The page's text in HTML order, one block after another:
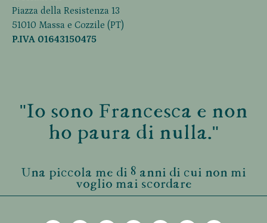
Piazza della Resistenza 13
51010 Massa e Cozzile (PT)
P.IVA 01643150475
"Io sono Francesca e non
ho paura di nulla."
Una piccola me di 8 anni di cui non mi
voglio mai scordare